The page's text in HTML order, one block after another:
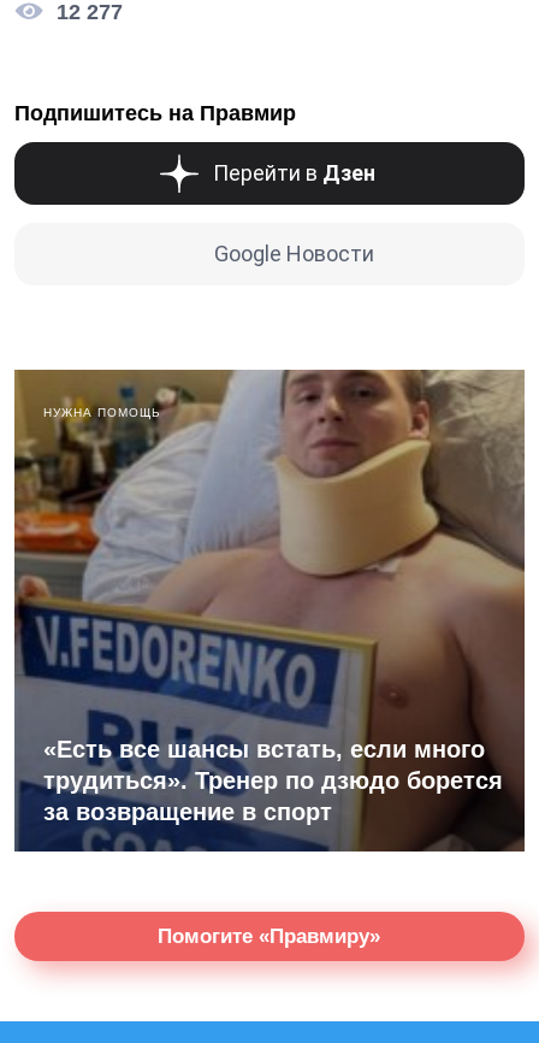
12 277
Подпишитесь на Правмир
Перейти в Дзен
Google Новости
НУЖНА ПОМОЩЬ
«Есть все шансы встать, если много
трудиться». Тренер по дзюдо борется
за возвращение в спорт
Помогите «Правмиру»